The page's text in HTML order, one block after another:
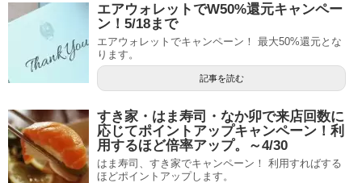
エアウォレットでW50%還元キャンペー
ン！5/18まで
エアウォレットでキャンペーン！ 最大50%還元とな
ります。
記事を読む
すき家・はま寿司・なか卯で来店回数に
応じてポイントアップキャンペーン！利
用するほど倍率アップ。～4/30
はま寿司、すき家でキャンペーン！ 利用すればする
ほどポイントアップします。